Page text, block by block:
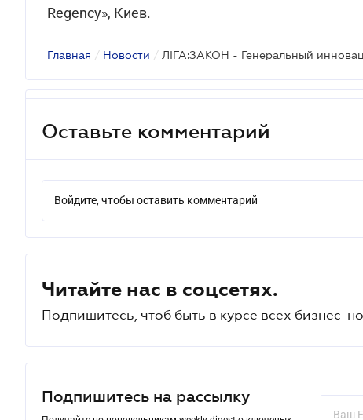
Regency», Киев.
Главная / Новости /
Оставьте комментарий
Войдите, чтобы оставить комментарий
Читайте нас в соцсетях.
Подпишитесь, чтоб быть в курсе всех бизнес-
Подпишитесь на рассылку